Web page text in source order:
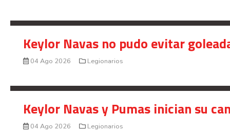
Keylor Navas no pudo evitar
04 Ago 2026 Legionarios
Keylor Navas y Pumas inician su
04 Ago 2026 Legionarios